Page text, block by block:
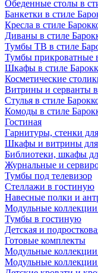
Обеденные столы в
Банкетки в стиле
Кресла в стиле
Диваны в стиле
Тумбы ТВ в стиле
Тумбы прикроватные
Шкафы в стиле
Косметические
Витрины и серванты в
Стулья в стиле
Комоды в стиле
Гостиная
Гарнитуры, стенки
Шкафы и витрины для
Библиотеки, шкафы
Журнальные и
Тумбы под телевизор
Стеллажи в гостиную
Навесные полки и
Модульные коллекции
Тумбы в гостиную
Детская и
Готовые комплекты
Модульные коллекции
Модульные коллекции